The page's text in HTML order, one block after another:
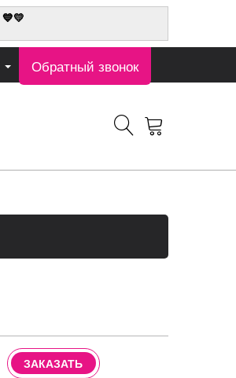
💙💛
Обратный звонок
ЗАКАЗАТЬ